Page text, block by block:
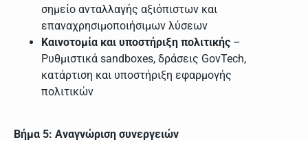
σημείο ανταλλαγής αξιόπιστων και
επαναχρησιμοποιήσιμων λύσεων
Καινοτομία και υποστήριξη πολιτικής –
Ρυθμιστικά sandboxes, δράσεις GovTech,
κατάρτιση και υποστήριξη εφαρμογής
πολιτικών
Βήμα 5: Αναγνώριση συνεργειών